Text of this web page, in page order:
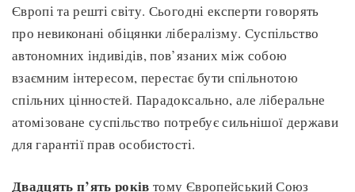
Європі та решті світу. Сьогодні експерти говорять
про невиконані обіцянки лібералізму. Суспільство
автономних індивідів, пов’язаних між собою
взаємним інтересом, перестає бути спільнотою
спільних цінностей. Парадоксально, але ліберальне
атомізоване суспільство потребує сильнішої держави
для гарантії прав особистості.
Двадцять п’ять років тому Європейський Союз